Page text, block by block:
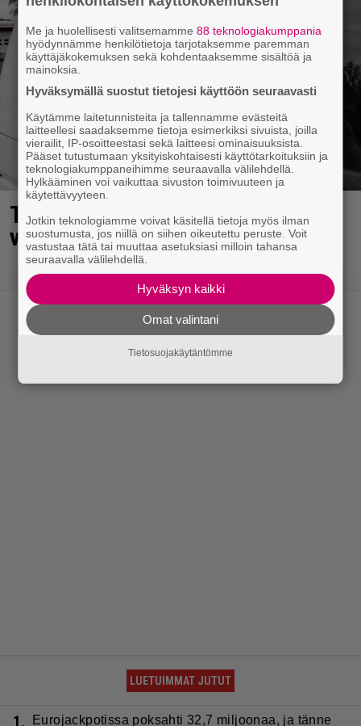
Turussa kysytään missä on tämä
viisikymppinen mies?
LUETUIMMAT JUTUT
1.
Eurojackpotissa poksahti 32,7 miljoonaa, ja tänne
Me ja huolellisesti valitsemamme88 teknologiakumppania
hyödynnämme henkilötietoja tarjotaksemme paremman
käyttäjäkokemuksen sekä kohdentaaksemme sisältöä ja
mainoksia.
Hyväksymällä suostut tietojesi käyttöön seuraavasti
Käytämme laitetunnisteita ja tallennamme evästeitä
laitteellesi saadaksemme tietoja esimerkiksi sivuista, joilla
vierailit, IP-osoitteestasi sekä laitteesi ominaisuuksista.
Pääset tutustumaan yksityiskohtaisesti käyttötarkoituksiin ja
teknologiakumppaneihimme seuraavalla välilehdellä.
Hylkääminen voi vaikuttaa sivuston toimivuuteen ja
käytettävyyteen.
Jotkin teknologiamme voivat käsitellä tietoja myös ilman
suostumusta, jos niillä on siihen oikeutettu peruste. Voit
vastustaa tätä tai muuttaa asetuksiasi milloin tahansa
seuraavalla välilehdellä.
Hyväksyn kaikki
Omat valintani
Tietosuojakäytäntömme